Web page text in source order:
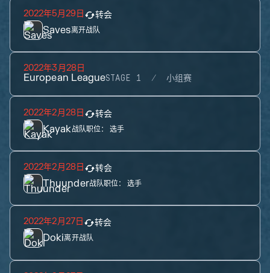
2022年5月29日 转会
Saves离开战队
2022年3月28日
European LeagueSTAGE 1 小组赛
2022年2月28日 转会
Kayak战队职位： 选手
2022年2月28日 转会
Thuunder战队职位： 选手
2022年2月27日 转会
Doki离开战队